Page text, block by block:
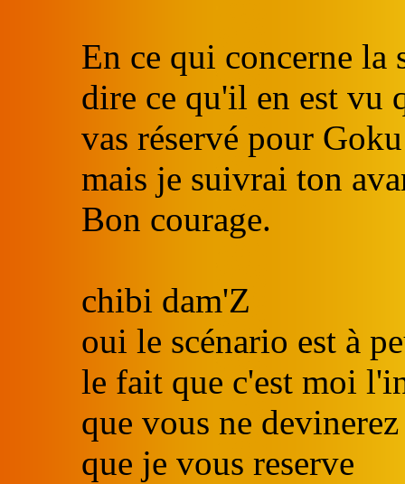
En ce qui concerne la
dire ce qu'il en est vu
vas réservé pour
mais je suivrai ton
Bon courage.
chibi dam'Z
oui le scénario est à
le fait que c'est moi
que vous ne
que je vous reserve